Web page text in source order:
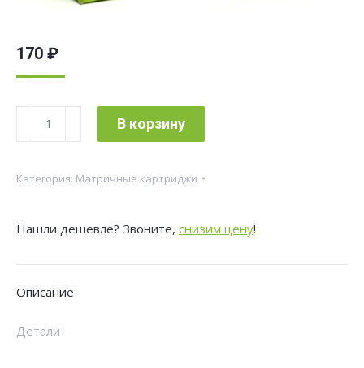
170 ₽
Количество
товара
матричный
CS-
черный
Oki
В корзину
Категория: Матричные картриджи
Нашли дешевле? Звоните, снизим цену!
Описание
Детали